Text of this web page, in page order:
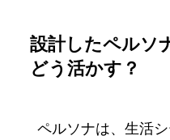
設計したペルソ
どう活かす？
ペルソナは、生活